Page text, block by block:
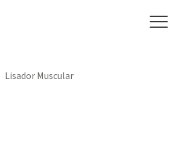
Lisador Muscular